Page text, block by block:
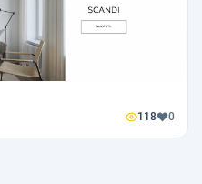
118 0